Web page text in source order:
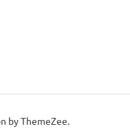
by ThemeZee.